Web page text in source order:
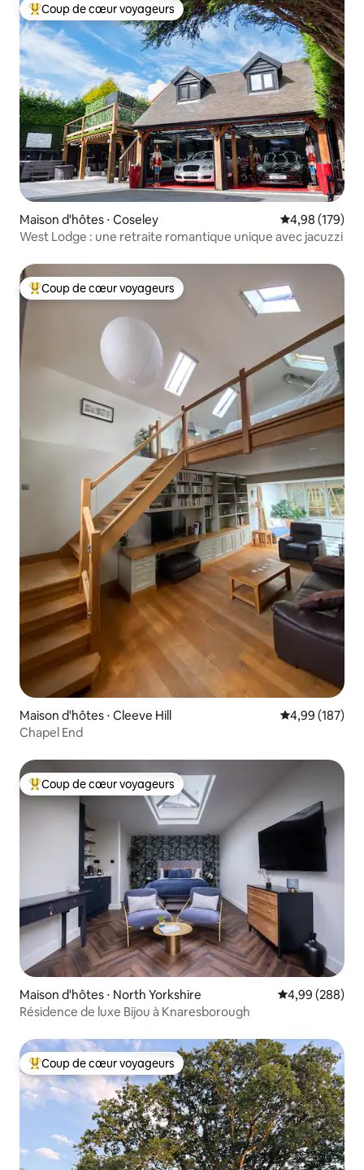
Coups de cœur voyageurs les plus appréciés
Coup de cœur voyageurs
Maison d'hôtes ⋅ Coseley Évaluation
4,98 (179)
West Lodge : une retraite romantique unique avec jacuzzi
Coups de cœur voyageurs les plus appréciés
Coup de cœur voyageurs
Maison d'hôtes ⋅ Cleeve Hill Évaluation
4,99 (187)
Chapel End
Coups de cœur voyageurs les plus appréciés
Coup de cœur voyageurs
Maison d'hôtes ⋅ North Yorkshire Évaluation
4,99 (288)
Résidence de luxe Bijou à Knaresborough
Coups de cœur voyageurs les plus appréciés
Coup de cœur voyageurs